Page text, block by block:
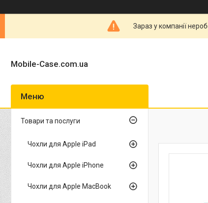
Зараз у компанії
Mobile-Case.com.ua
Товари та послуги
Чохли для Apple iPad
Чохли для Apple iPhone
Чохли для Apple MacBook